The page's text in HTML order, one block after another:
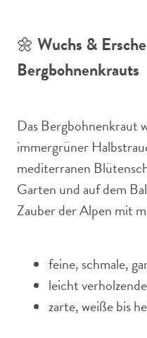
🌼 Wuchs &
Bergbohnenkrauts
Das Bergbohnenkraut
immergrüner
mediterranen
Garten und auf dem
Zauber der Alpen mit
feine, schmale,
leicht
zarte, weiße bis